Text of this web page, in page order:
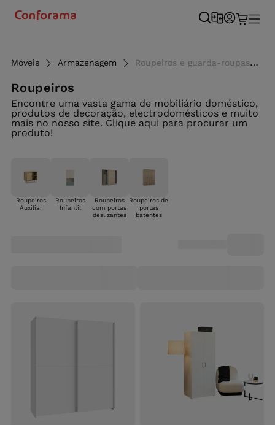
Móveis Armazenagem Roupeiros e guarda-roupas de quarto ao melhor preço - Conforama
Roupeiros
Encontre uma vasta gama de mobiliário doméstico,
produtos de decoração, electrodomésticos e muito
mais no nosso site. Clique aqui para procurar um
produto!
Roupeiros
Auxiliar
Roupeiros
Infantil
Roupeiros
com portas
deslizantes
Roupeiros de
portas
batentes